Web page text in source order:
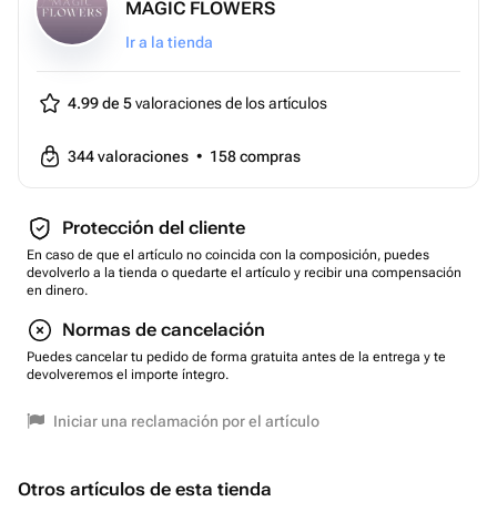
MAGIC FLOWERS
Ir a la tienda
4.99 de 5valoraciones de los artículos
344valoraciones • 158compras
Protección del cliente
En caso de que el artículo no coincida con la composición, puedes
devolverlo a la tienda o quedarte el artículo y recibir una compensación
en dinero.
Normas de cancelación
Puedes cancelar tu pedido de forma gratuita antes de la entrega y te
devolveremos el importe íntegro.
Iniciar una reclamación por el artículo
Otros artículos de esta tienda